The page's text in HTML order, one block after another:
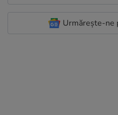
Urmărește-ne